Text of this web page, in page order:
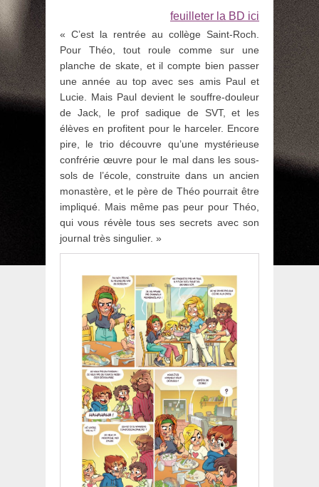
feuilleter la BD ici
« C’est la rentrée au collège Saint-Roch.
Pour Théo, tout roule comme sur une
planche de skate, et il compte bien passer
une année au top avec ses amis Paul et
Lucie. Mais Paul devient le souffre-douleur
de Jack, le prof sadique de SVT, et les
élèves en profitent pour le harceler. Encore
pire, le trio découvre qu’une mystérieuse
confrérie œuvre pour le mal dans les sous-
sols de l’école, construite dans un ancien
monastère, et le père de Théo pourrait être
impliqué. Mais même pas peur pour Théo,
qui vous révèle tous ses secrets avec son
journal très singulier. »